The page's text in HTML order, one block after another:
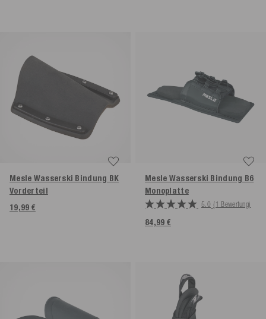
Mesle Wasserski Bindung BK
Vorderteil
19,99 €
Mesle Wasserski Bindung B6
Monoplatte
5.0 (1 Bewertung)
84,99 €